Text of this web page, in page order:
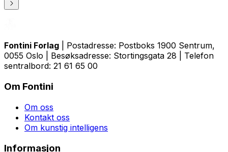
Fontini Forlag | Postadresse: Postboks 1900 Sentrum,
0055 Oslo | Besøksadresse: Stortingsgata 28 | Telefon
sentralbord: 21 61 65 00
Om Fontini
Om oss
Kontakt oss
Om kunstig intelligens
Informasjon